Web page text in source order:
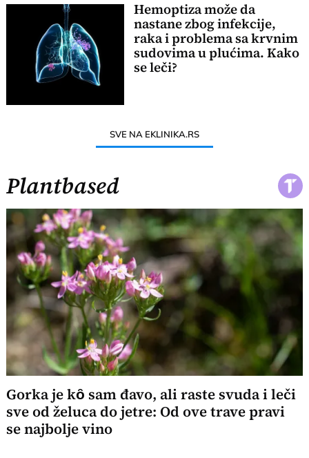
Hemoptiza može da
nastane zbog infekcije,
raka i problema sa krvnim
sudovima u plućima. Kako
se leči?
SVE NA EKLINIKA.RS
Plantbased
Gorka je kȏ sam đavo, ali raste svuda i leči
sve od želuca do jetre: Od ove trave pravi
se najbolje vino